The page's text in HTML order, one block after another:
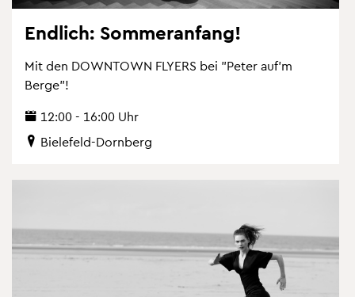
End­lich: Som­mer­an­fang!
Mit den DOWN­TOWN FLY­ERS bei "Peter auf'm
Berge"!
12:00 - 16:00 Uhr
Bie­le­feld-Dorn­berg